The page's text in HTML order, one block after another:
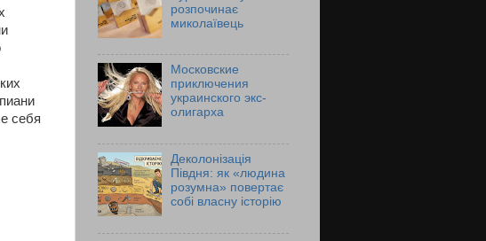
себя
розпочинає
миколаївець
Московские
приключения
украинского экс-
олигарха
Деколонізація
Півдня: як «людина
розумна» повертає
собі власну історію